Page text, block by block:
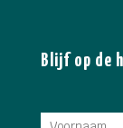
Blijf op de